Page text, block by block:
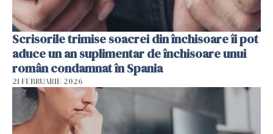
Scrisorile trimise soacrei din închisoare îi pot
aduce un an suplimentar de închisoare unui
român condamnat în Spania
21 FEBRUARIE 2026